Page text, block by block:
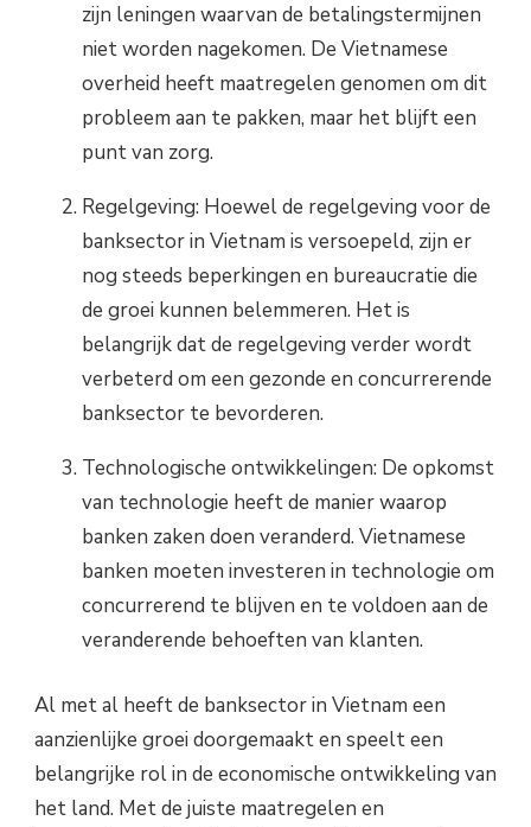
zijn leningen waarvan de betalingstermijnen
niet worden nagekomen. De Vietnamese
overheid heeft maatregelen genomen om dit
probleem aan te pakken, maar het blijft een
punt van zorg.
Regelgeving: Hoewel de regelgeving voor de
banksector in Vietnam is versoepeld, zijn er
nog steeds beperkingen en bureaucratie die
de groei kunnen belemmeren. Het is
belangrijk dat de regelgeving verder wordt
verbeterd om een gezonde en concurrerende
banksector te bevorderen.
Technologische ontwikkelingen: De opkomst
van technologie heeft de manier waarop
banken zaken doen veranderd. Vietnamese
banken moeten investeren in technologie om
concurrerend te blijven en te voldoen aan de
veranderende behoeften van klanten.
Al met al heeft de banksector in Vietnam een
aanzienlijke groei doorgemaakt en speelt een
belangrijke rol in de economische ontwikkeling van
het land. Met de juiste maatregelen en